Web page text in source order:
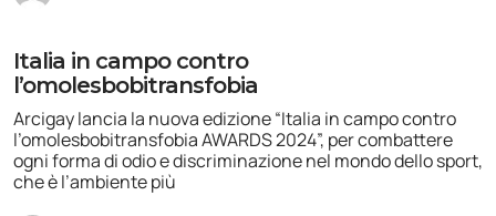
Italia in campo contro
l’omolesbobitransfobia
Arcigay lancia la nuova edizione “Italia in campo contro
l’omolesbobitransfobia AWARDS 2024”, per combattere
ogni forma di odio e discriminazione nel mondo dello sport,
che è l’ambiente più